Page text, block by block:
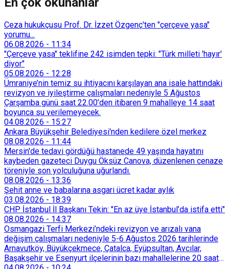
Ceza hukukçusu Prof. Dr. İzzet Özgenç'ten "çerçeve yasa"
yorumu...
06.08.2026 - 11:34
"Çerçeve yasa" teklifine 242 isimden tepki: "Türk milleti 'hayır'
diyor"
05.08.2026 - 12:28
Ümraniye’nin temiz su ihtiyacını karşılayan ana isale hattındaki
revizyon ve iyileştirme çalışmaları nedeniyle 5 Ağustos
Çarşamba günü saat 22.00’den itibaren 9 mahalleye 14 saat
boyunca su verilemeyecek.
04.08.2026 - 15:27
Ankara Büyükşehir Belediyesi'nden kedilere özel merkez
08.08.2026 - 11:44
Mersin'de tedavi gördüğü hastanede 49 yaşında hayatını
kaybeden gazeteci Duygu Öksüz Canova, düzenlenen cenaze
töreniyle son yolculuğuna uğurlandı.
08.08.2026 - 13:36
Şehit anne ve babalarına asgari ücret kadar aylık
03.08.2026 - 18:39
CHP İstanbul İl Başkanı Tekin: "En az üye İstanbul’da istifa etti"
08.08.2026 - 14:37
Osmangazi Terfi Merkezi’ndeki revizyon ve arızalı vana
değişim çalışmaları nedeniyle 5-6 Ağustos 2026 tarihlerinde
Arnavutköy, Büyükçekmece, Çatalca, Eyüpsultan, Avcılar,
Başakşehir ve Esenyurt ilçelerinin bazı mahallelerine 20 saat